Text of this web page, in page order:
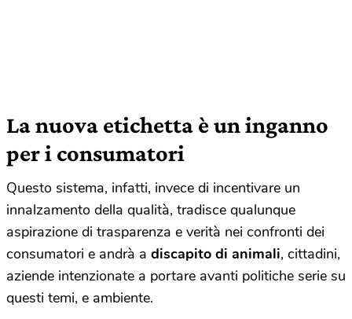
La nuova etichetta è un inganno
per i consumatori
Questo sistema, infatti, invece di incentivare un
innalzamento della qualità, tradisce qualunque
aspirazione di trasparenza e verità nei confronti dei
consumatori e andrà a discapito di animali, cittadini,
aziende intenzionate a portare avanti politiche serie su
questi temi, e ambiente.